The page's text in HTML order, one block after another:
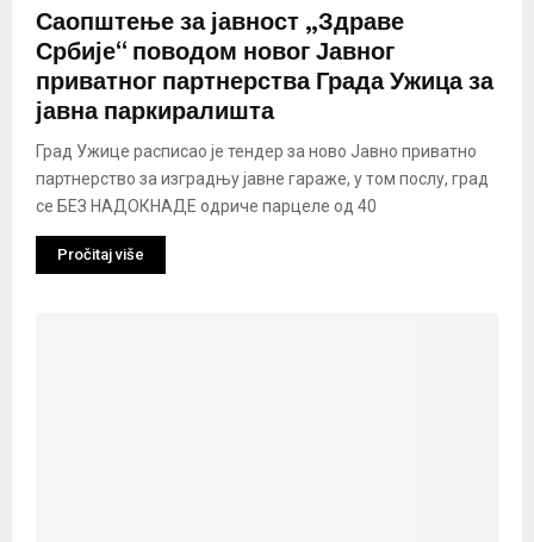
Саопштење за јавност „Здраве
Србије“ поводом новог Јавног
приватног партнерства Града Ужица за
јавна паркиралишта
Град Ужице расписао је тендер за ново Јавно приватно
партнерство за изградњу јавне гараже, у том послу, град
се БЕЗ НАДОКНАДЕ одриче парцеле од 40
Pročitaj više